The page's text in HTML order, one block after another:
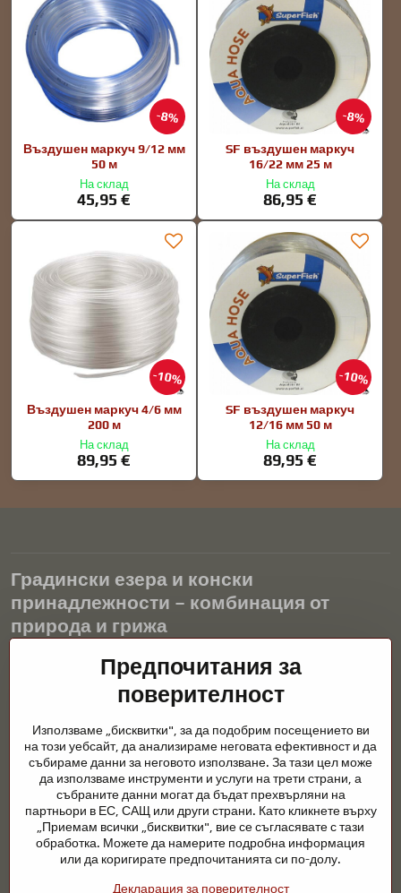
8%
Въздушен маркуч 9/12 мм
50 м
На склад
45,95 €
8%
SF въздушен маркуч
16/22 мм 25 м
На склад
86,95 €
10%
Въздушен маркуч 4/6 мм
200 м
На склад
89,95 €
10%
SF въздушен маркуч
12/16 мм 50 м
На склад
89,95 €
Градински езера и конски
принадлежности – комбинация от
природа и грижа
Градинските езера са красиво допълнение към всеки екстериор
и създават хармонична среда за релаксация и живот на водните
животни. Правилната технология, филтрацията и редовната
през цялата година. Също толкова важна е грижата за
животните, които са част от нашия живот.
Конете се нуждаят от висококачествени конски принадлежности,
правилно хранене и отговорни грижи, за да бъдат здрави, силни
и доволни. Независимо дали става въпрос за екипировка за
ездачи, развъдчици или любители на природата, целта е да се
създаде среда, която подкрепя естествения баланс,
Предпочитания за
поверителност
Използваме „бисквитки", за да подобрим посещението ви
на този уебсайт, да анализираме неговата ефективност и да
събираме данни за неговото използване. За тази цел може
да използваме инструменти и услуги на трети страни, а
събраните данни могат да бъдат прехвърляни на
партньори в ЕС, САЩ или други страни. Като кликнете върху
„Приемам всички „бисквитки", вие се съгласявате с тази
обработка. Можете да намерите подробна информация
или да коригирате предпочитанията си по-долу.
Декларация за поверителност